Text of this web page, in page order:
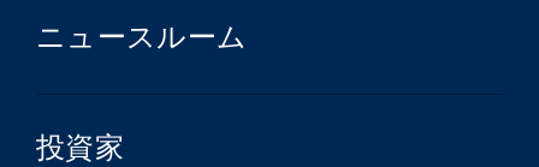
ニュースルーム
投資家